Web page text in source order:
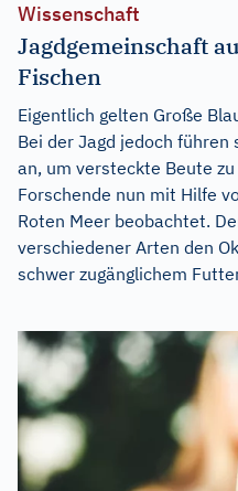
Wissenschaft
Jagdgemeinschaft
Fischen
Eigentlich gelten Große
Bei der Jagd jedoch
an, um versteckte Beute
Forschende nun mit Hilfe
Roten Meer beobachtet.
verschiedener Arten den
schwer zugänglichem